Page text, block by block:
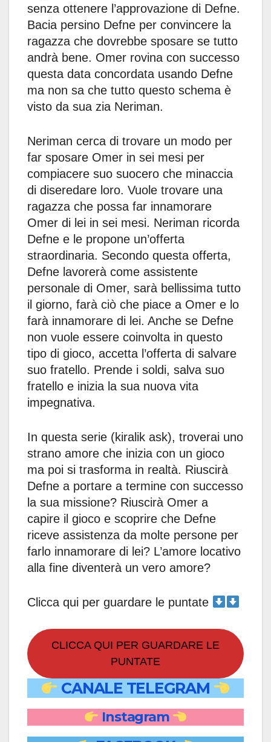
senza ottenere l’approvazione di Defne.
Bacia persino Defne per convincere la
ragazza che dovrebbe sposare se tutto
andrà bene. Omer rovina con successo
questa data concordata usando Defne
ma non sa che tutto questo schema è
visto da sua zia Neriman.
Neriman cerca di trovare un modo per
far sposare Omer in sei mesi per
compiacere suo suocero che minaccia
di diseredare loro. Vuole trovare una
ragazza che possa far innamorare
Omer di lei in sei mesi. Neriman ricorda
Defne e le propone un’offerta
straordinaria. Secondo questa offerta,
Defne lavorerà come assistente
personale di Omer, sarà bellissima tutto
il giorno, farà ciò che piace a Omer e lo
farà innamorare di lei. Anche se Defne
non vuole essere coinvolta in questo
tipo di gioco, accetta l’offerta di salvare
suo fratello. Prende i soldi, salva suo
fratello e inizia la sua nuova vita
impegnativa.
In questa serie (kiralik ask), troverai uno
strano amore che inizia con un gioco
ma poi si trasforma in realtà. Riuscirà
Defne a portare a termine con successo
la sua missione? Riuscirà Omer a
capire il gioco e scoprire che Defne
riceve assistenza da molte persone per
farlo innamorare di lei? L’amore locativo
alla fine diventerà un vero amore?
Clicca qui per guardare le puntate
CLICCA QUI PER GUARDARE LE
PUNTATE
CANALE TELEGRAM
Instagram